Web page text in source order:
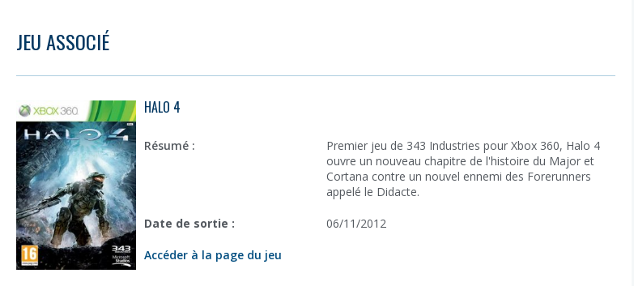
JEU ASSOCIÉ
HALO 4
Résumé :
Premier jeu de 343 Industries pour Xbox 360, Halo 4
ouvre un nouveau chapitre de l'histoire du Major et
Cortana contre un nouvel ennemi des Forerunners
appelé le Didacte.
Date de sortie : 06/11/2012
Accéder à la page du jeu